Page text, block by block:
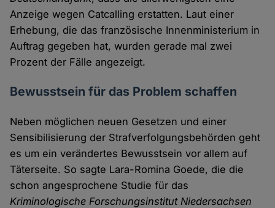
Anzeige wegen Catcalling erstatten. Laut einer
Erhebung, die das französische Innenministerium in
Auftrag gegeben hat, wurden gerade mal zwei
Prozent der Fälle angezeigt.
Bewusstsein für das Problem schaffen
Neben möglichen neuen Gesetzen und einer
Sensibilisierung der Strafverfolgungsbehörden geht
es um ein verändertes Bewusstsein vor allem auf
Täterseite. So sagte Lara-Romina Goede, die die
schon angesprochene Studie für das
Kriminologische Forschungsinstitut Niedersachsen